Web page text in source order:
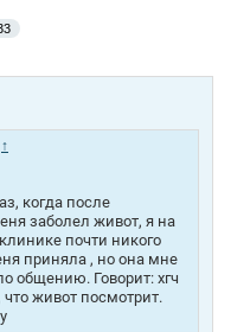
↑
когда после
заболел живот, я на
почти никого
приняла , но она мне
общению. Говорит: хгч
что живот посмотрит.